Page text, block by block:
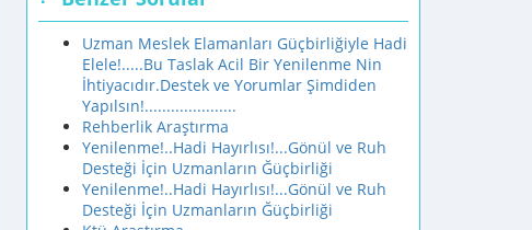
Uzman Meslek Elamanları Güçbirliğiyle Hadi
Elele!.....Bu Taslak Acil Bir Yenilenme Nin
İhtiyacıdır.Destek ve Yorumlar Şimdiden
Yapılsın!.....................
Rehberlik Araştırma
Yenilenme!..Hadi Hayırlısı!...Gönül ve Ruh
Desteği İçin Uzmanların Ğüçbirliği
Yenilenme!..Hadi Hayırlısı!...Gönül ve Ruh
Desteği İçin Uzmanların Ğüçbirliği